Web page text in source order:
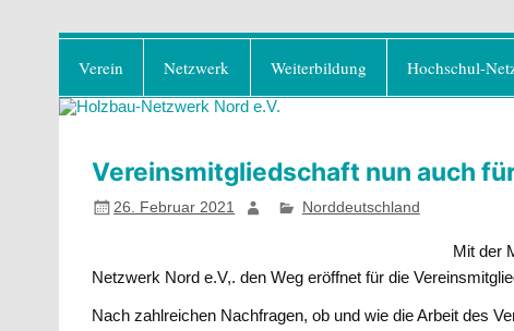
Holzbau-Netzwerk
Förderung von Bildung im Themenfeld
Verein Netzwerk Weiterbildung Hochschul-
Vereinsmitgliedschaft nun auch
26. Februar 2021 Norddeutschland
Mit der
Netzwerk Nord e.V,. den Weg eröffnet für die
Nach zahlreichen Nachfragen, ob und wie die Arbeit des